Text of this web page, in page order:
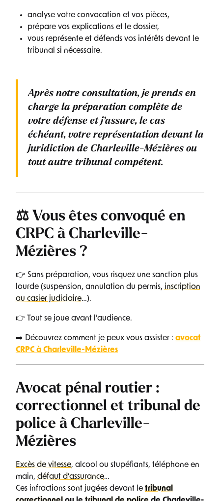
analyse votre convocation et vos pièces,
prépare vos explications et le dossier,
vous représente et défends vos intérêts devant le
tribunal si nécessaire.
Après notre consultation, je prends en
charge la préparation complète de
votre défense et j’assure, le cas
échéant, votre représentation devant la
juridiction de Charleville-Mézières ou
tout autre tribunal compétent.
⚖️ Vous êtes convoqué en
CRPC à Charleville-
Mézières ?
👉 Sans préparation, vous risquez une sanction plus
lourde (suspension, annulation du permis, inscription
au casier judiciaire…).
👉 Tout se joue avant l’audience.
➡️ Découvrez comment je peux vous assister : avocat
CRPC à Charleville-Mézières
Avocat pénal routier :
correctionnel et tribunal de
police à Charleville-
Mézières
Excès de vitesse, alcool ou stupéfiants, téléphone en
main, défaut d’assurance…
Ces infractions sont jugées devant le tribunal